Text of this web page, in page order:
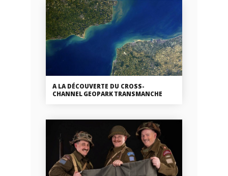
A LA DÉCOUVERTE DU CROSS-
CHANNEL GEOPARK TRANSMANCHE